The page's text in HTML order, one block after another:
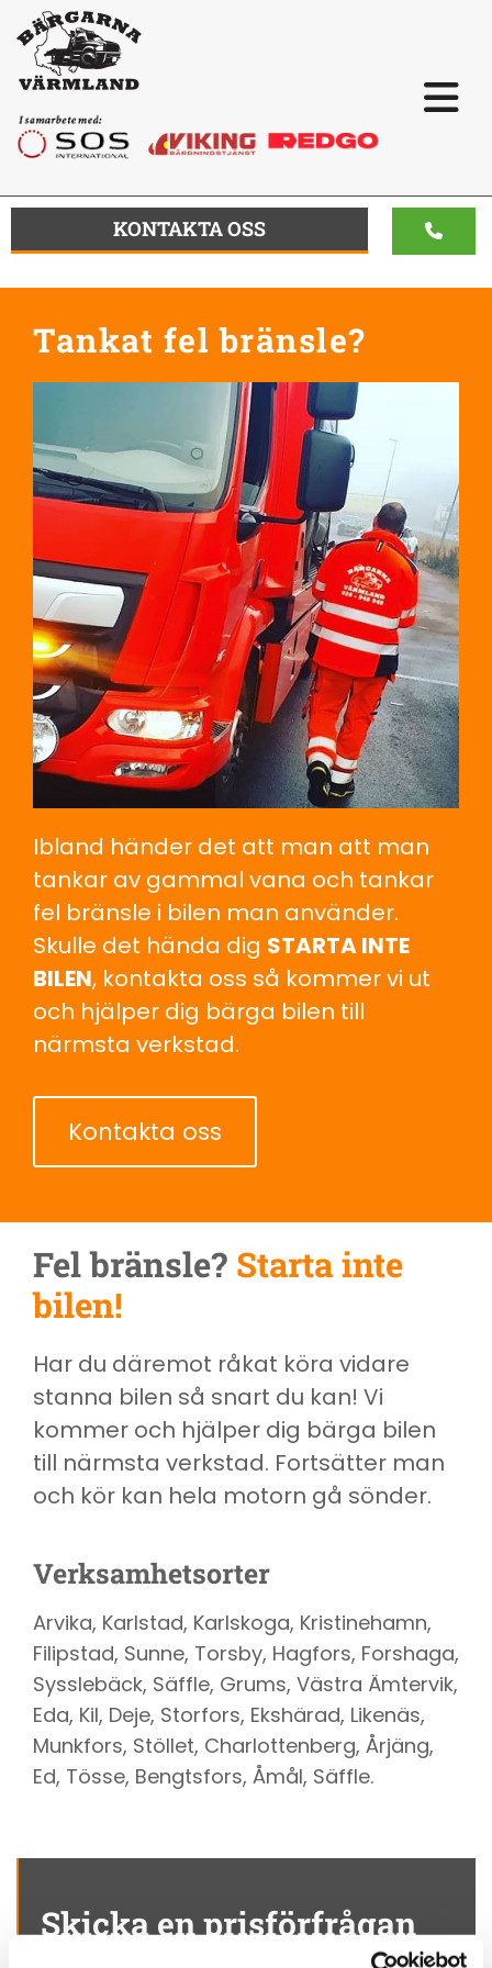
KONTAKTA OSS
Tankat fel bränsle?
Ibland händer det att man att man
tankar av gammal vana och tankar
fel bränsle i bilen man använder.
Skulle det hända dig STARTA INTE
BILEN, kontakta oss så kommer vi ut
och hjälper dig bärga bilen till
närmsta verkstad.
Kontakta oss
Fel bränsle? Starta inte
bilen!
Har du däremot råkat köra vidare
stanna bilen så snart du kan! Vi
kommer och hjälper dig bärga bilen
till närmsta verkstad. Fortsätter man
och kör kan hela motorn gå sönder.
Verksamhetsorter
Arvika, Karlstad, Karlskoga, Kristinehamn,
Filipstad, Sunne, Torsby, Hagfors, Forshaga,
Sysslebäck, Säffle, Grums, Västra Ämtervik,
Eda, Kil, Deje, Storfors, Ekshärad, Likenäs,
Munkfors, Stöllet, Charlottenberg, Årjäng,
Ed, Tösse, Bengtsfors, Åmål, Säffle.
Skicka en prisförfrågan